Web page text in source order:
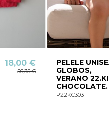
18,00 €
56,35 €
PELELE
GLOBOS,
VERANO
CHOCOLATE.
P22KC303